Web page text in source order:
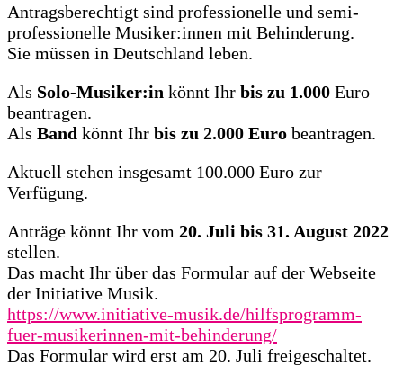
Antragsberechtigt sind professionelle und semi-
professionelle Musiker:innen mit Behinderung.
Sie müssen in Deutschland leben.
Als Solo-Musiker:in könnt Ihr bis zu 1.000 Euro
beantragen.
Als Band könnt Ihr bis zu 2.000 Euro beantragen.
Aktuell stehen insgesamt 100.000 Euro zur
Verfügung.
Anträge könnt Ihr vom 20. Juli bis 31. August 2022
stellen.
Das macht Ihr über das Formular auf der Webseite
der Initiative Musik.
https://www.initiative-musik.de/hilfsprogramm-
fuer-musikerinnen-mit-behinderung/
Das Formular wird erst am 20. Juli freigeschaltet.